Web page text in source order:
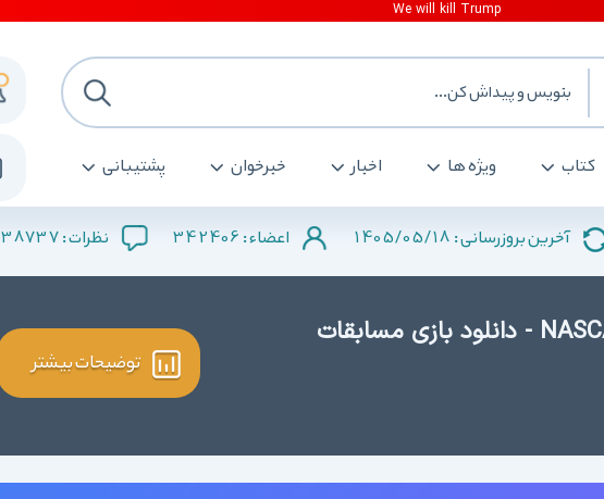
کتاب ویژه ها اخبار خبرخوان پشتیبانی
آخرین بروزرسانی : 1405/05/18 اعضاء : 342406 نظرات :38737
دانلود NASCAR Heat Evolution + Update 2 - دانلود بازی مسابقات
توضیحات بیشتر